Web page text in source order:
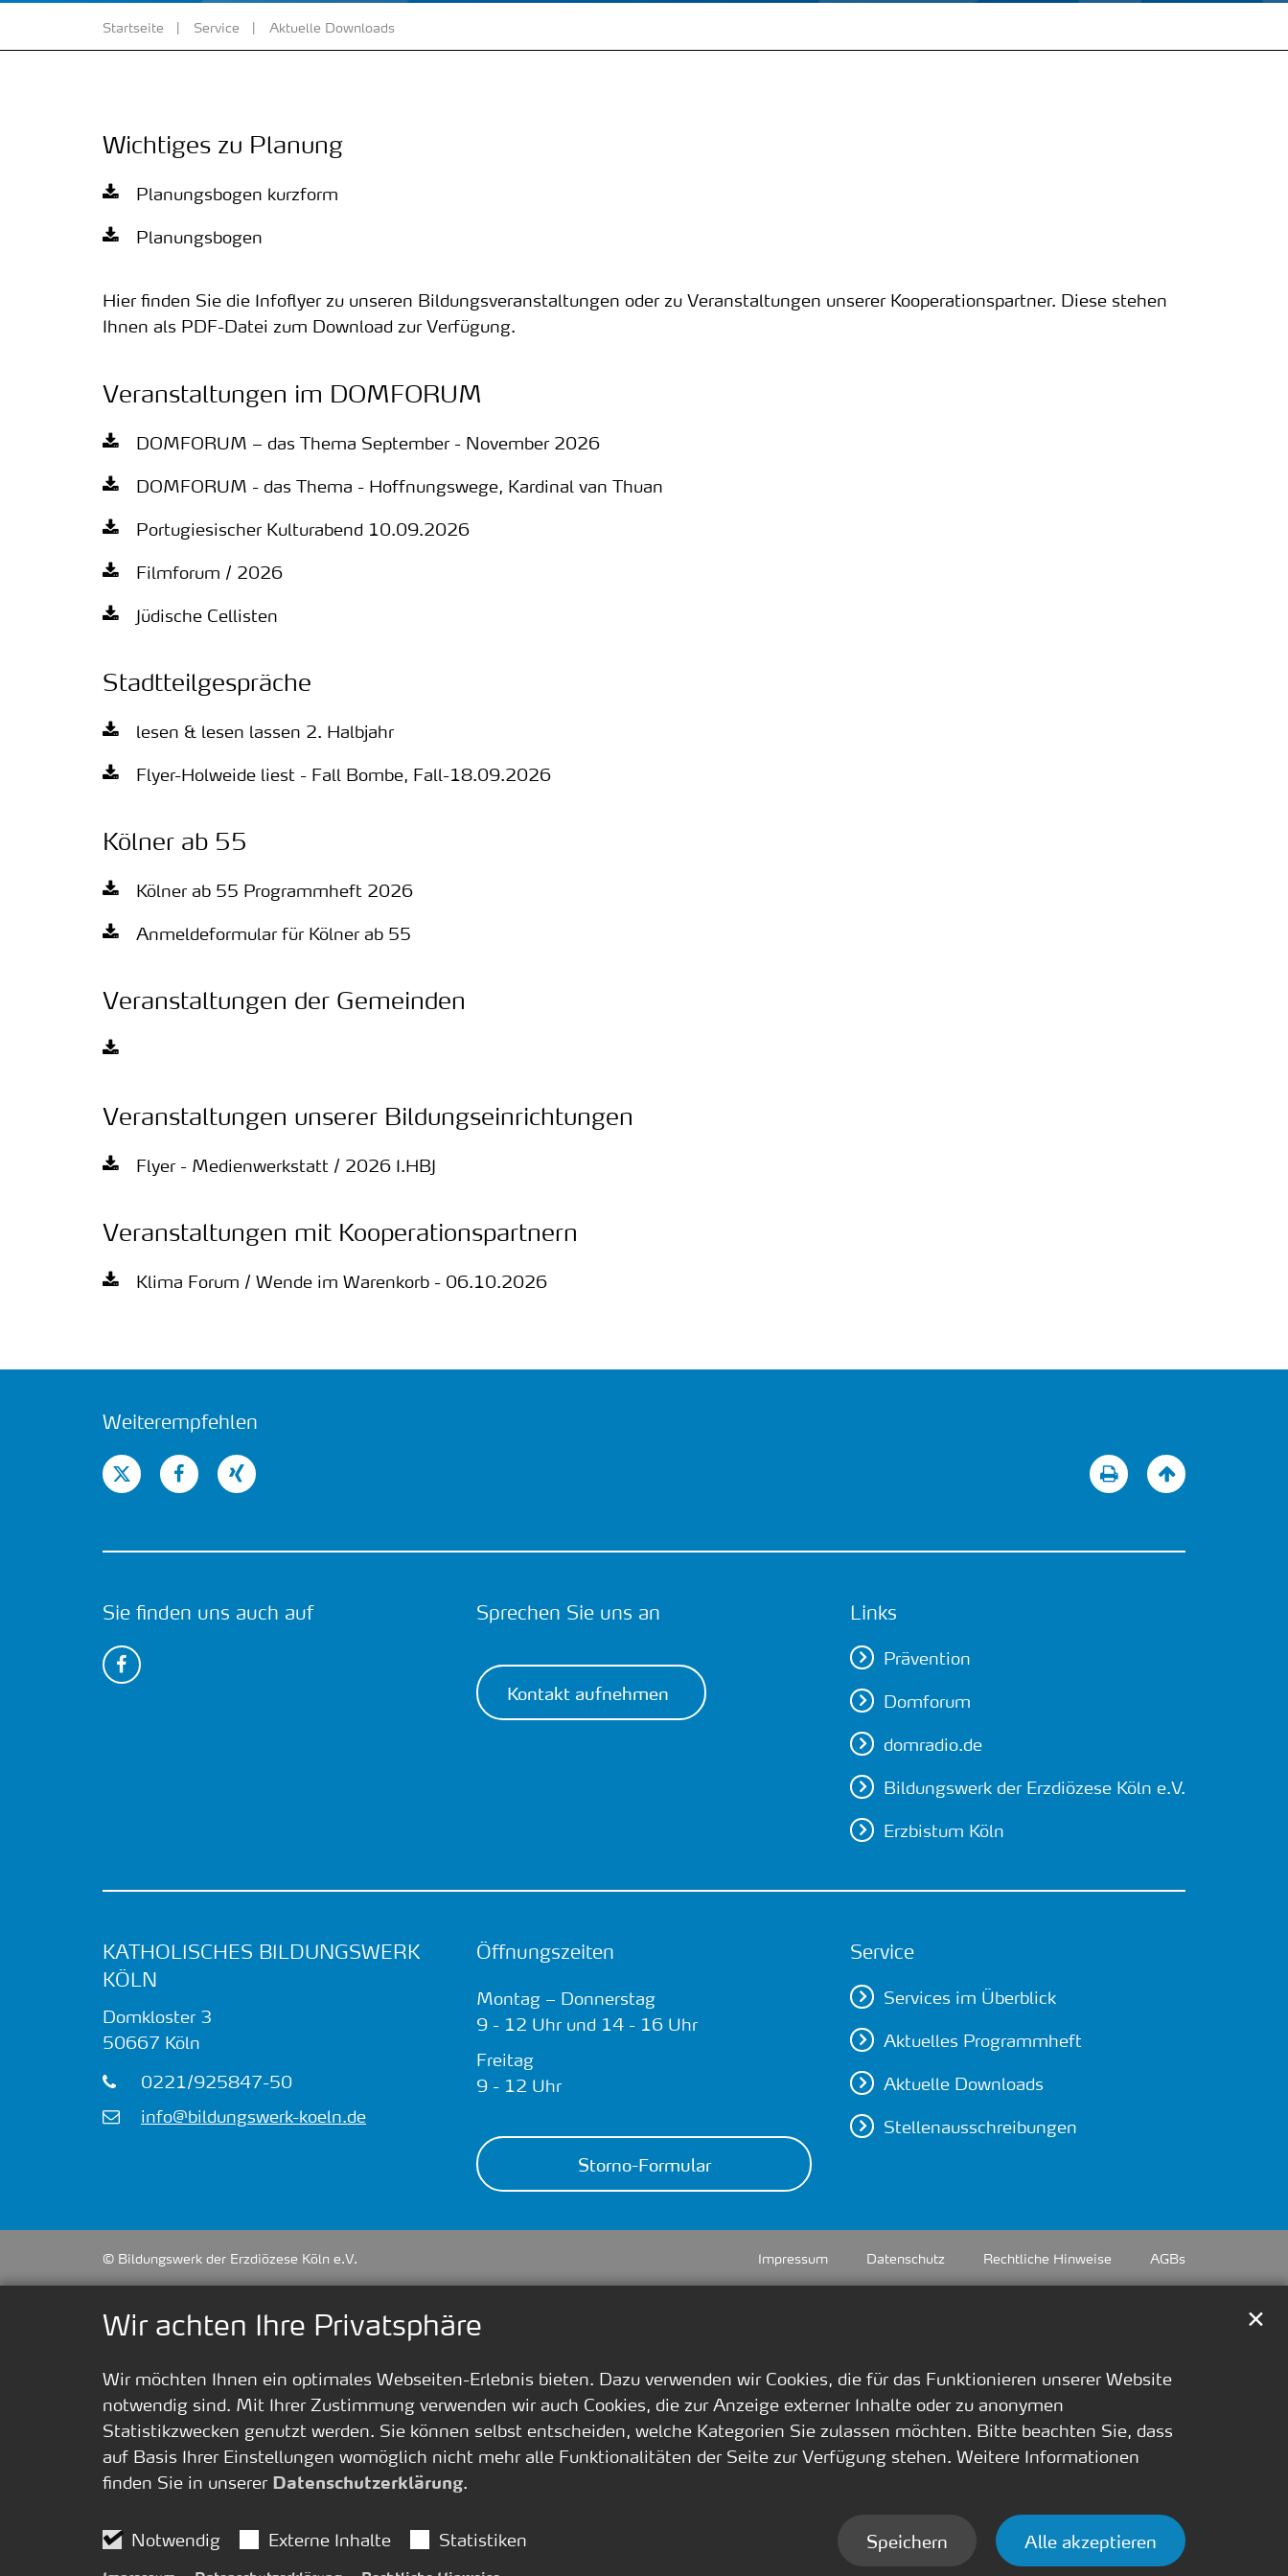
Wir achten Ihre Privatsphäre
Wir möchten Ihnen ein optimales Webseiten-Erlebnis bieten. Dazu verwenden wir Cookies, die für das Funktionieren unserer Website
notwendig sind. Mit Ihrer Zustimmung verwenden wir auch Cookies, die zur Anzeige externer Inhalte oder zu anonymen
Statistikzwecken genutzt werden. Sie können selbst entscheiden, welche Kategorien Sie zulassen möchten. Bitte beachten Sie, dass
auf Basis Ihrer Einstellungen womöglich nicht mehr alle Funktionalitäten der Seite zur Verfügung stehen. Weitere Informationen
finden Sie in unserer Datenschutzerklärung.
Notwendig Externe Inhalte Statistiken Speichern Alle akzeptieren
✕
Startseite Service Aktuelle Downloads
Wichtiges zu Planung
Planungsbogen kurzform
Planungsbogen
Hier finden Sie die Infoflyer zu unseren Bildungsveranstaltungen oder zu Veranstaltungen unserer Kooperationspartner. Diese stehen
Ihnen als PDF-Datei zum Download zur Verfügung.
Veranstaltungen im DOMFORUM
DOMFORUM – das Thema September - November 2026
DOMFORUM - das Thema - Hoffnungswege, Kardinal van Thuan
Portugiesischer Kulturabend 10.09.2026
Filmforum / 2026
Jüdische Cellisten
Stadtteilgespräche
lesen & lesen lassen 2. Halbjahr
Flyer-Holweide liest - Fall Bombe, Fall-18.09.2026
Kölner ab 55
Kölner ab 55 Programmheft 2026
Anmeldeformular für Kölner ab 55
Veranstaltungen der Gemeinden
Veranstaltungen unserer Bildungseinrichtungen
Flyer - Medienwerkstatt / 2026 I.HBJ
Veranstaltungen mit Kooperationspartnern
Klima Forum / Wende im Warenkorb - 06.10.2026
Weiterempfehlen
Sie finden uns auch auf Sprechen Sie uns an
Kontakt aufnehmen
Links
Prävention
Domforum
domradio.de
Bildungswerk der Erzdiözese Köln e.V.
Erzbistum Köln
KATHOLISCHES BILDUNGSWERK
KÖLN
Domkloster 3
50667 Köln
0221/925847-50
info@bildungswerk-koeln.de
Öffnungszeiten
Montag – Donnerstag
9 - 12 Uhr und 14 - 16 Uhr
Freitag
9 - 12 Uhr
Storno-Formular
Service
Services im Überblick
Aktuelles Programmheft
Aktuelle Downloads
Stellenausschreibungen
© Bildungswerk der Erzdiözese Köln e.V. Impressum Datenschutz Rechtliche Hinweise AGBs